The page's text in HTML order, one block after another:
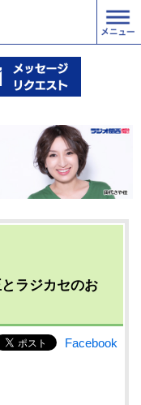
ラジカセのお
Facebook